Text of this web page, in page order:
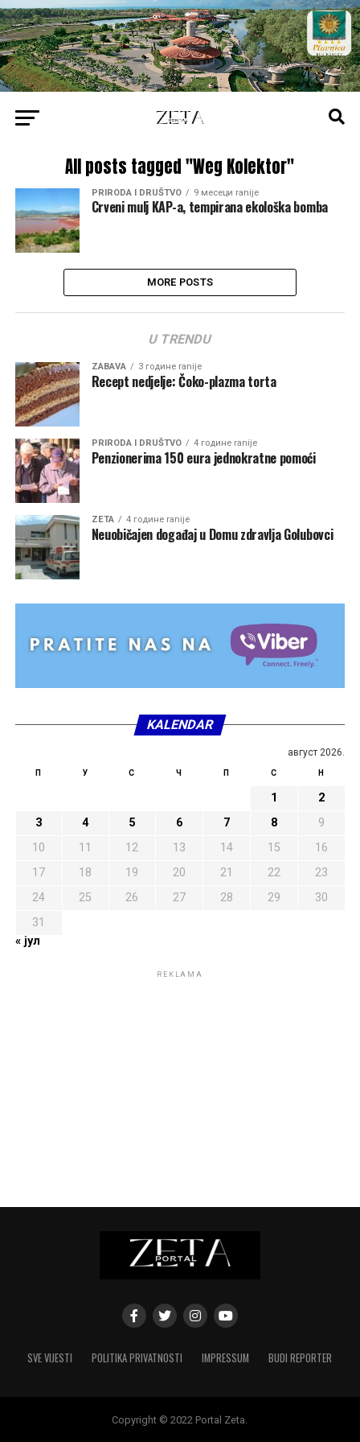
All posts tagged "Weg Kolektor"
PRIRODA I DRUŠTVO 9 месеци ranije
Crveni mulj KAP-a, tempirana ekološka bomba
MORE POSTS
U TRENDU
ZABAVA 3 године ranije
Recept nedjelje: Čoko-plazma torta
PRIRODA I DRUŠTVO 4 године ranije
Penzionerima 150 eura jednokratne pomoći
ZETA 4 године ranije
Neuobičajen događaj u Domu zdravlja Golubovci
KALENDAR
август 2026.
П У С Ч П С Н
1
2
3
4 5 6 7 8
9
10
11 12 13 14 15
16
17
18 19 20 21 22
23
24
25 26 27 28 29
30
31
« јул
REKLAMA
SVE VIJESTI POLITIKA PRIVATNOSTI IMPRESSUM BUDI REPORTER
Copyright © 2022 Portal Zeta.